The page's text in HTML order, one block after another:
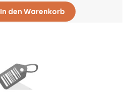
In den Warenkorb